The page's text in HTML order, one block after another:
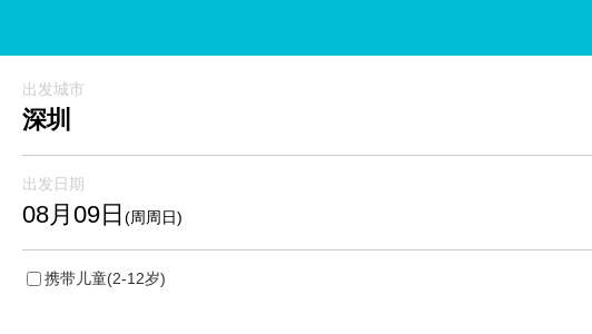
出发城市
深圳
出发日期
08月09日 (周周日)
携带儿童(2-12岁)